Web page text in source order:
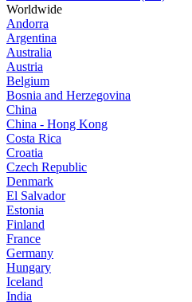
Worldwide
Andorra
Argentina
Australia
Austria
Belgium
Bosnia and Herzegovina
China
China - Hong Kong
Costa Rica
Croatia
Czech Republic
Denmark
El Salvador
Estonia
Finland
France
Germany
Hungary
Iceland
India